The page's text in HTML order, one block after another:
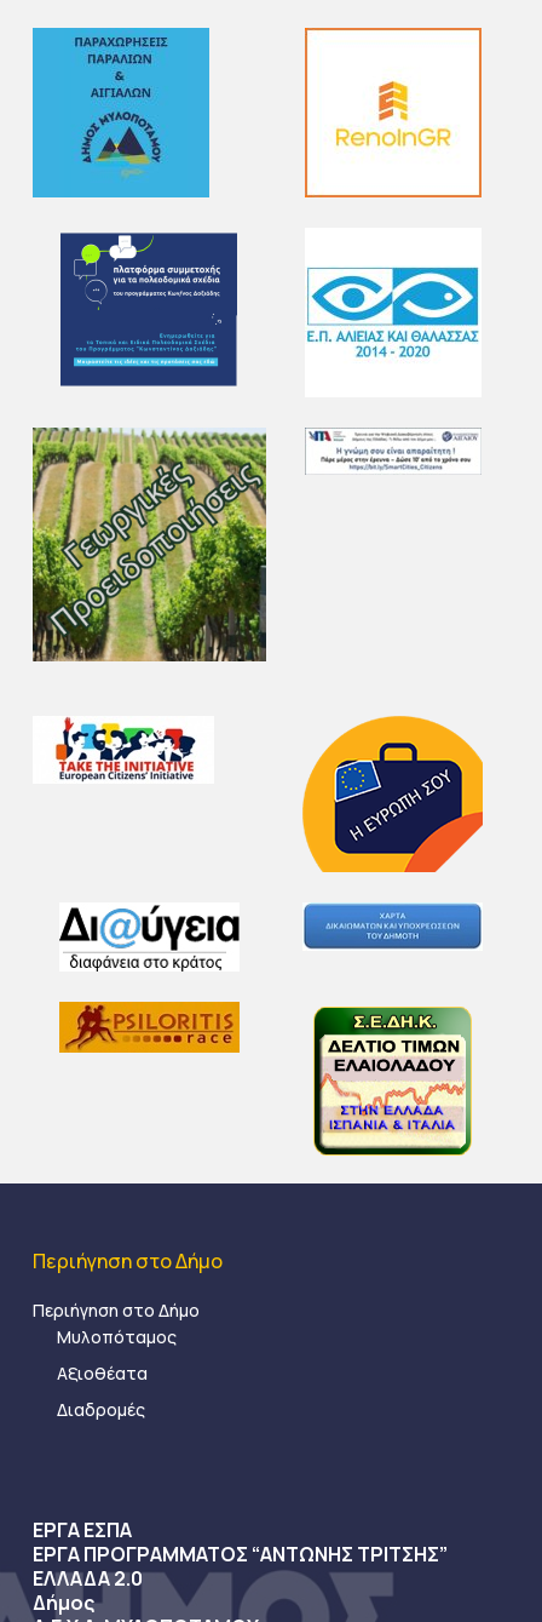
Περιήγηση στο Δήμο
Περιήγηση στο Δήμο
Μυλοπόταμος
Αξιοθέατα
Διαδρομές
ΕΡΓΑ ΕΣΠΑ
ΕΡΓΑ ΠΡΟΓΡΑΜΜΑΤΟΣ “ΑΝΤΩΝΗΣ ΤΡΙΤΣΗΣ”
ΕΛΛΑΔΑ 2.0
Δήμος